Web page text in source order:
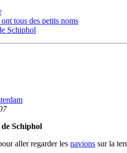
tous des petits noms
Schiphol
Schiphol
aller regarder les navions sur la